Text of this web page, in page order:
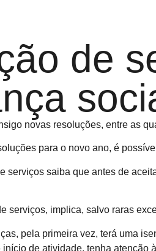
de
novas resoluções, entre as
para o novo ano, é
serviços saiba que antes de
serviços, implica, salvo raras
pela primeira vez, terá uma
início de atividade, tenha atenção